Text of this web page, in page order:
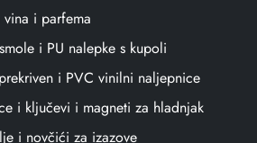
i parfema
i PU nalepke s kupoli
i PVC vinilni naljepnice
i ključevi i magneti za hladnjak
i novčići za izazove